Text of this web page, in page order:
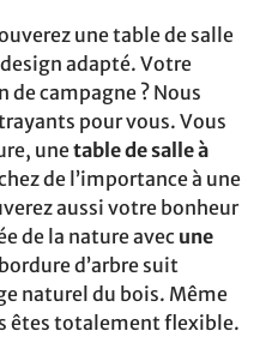
une table de salle
adapté. Votre
campagne ? Nous
pour vous. Vous
unetable de salle à
de l’importance à une
aussi votre bonheur
de la nature avec une
d’arbre suit
naturel du bois. Même
êtes totalement flexible.